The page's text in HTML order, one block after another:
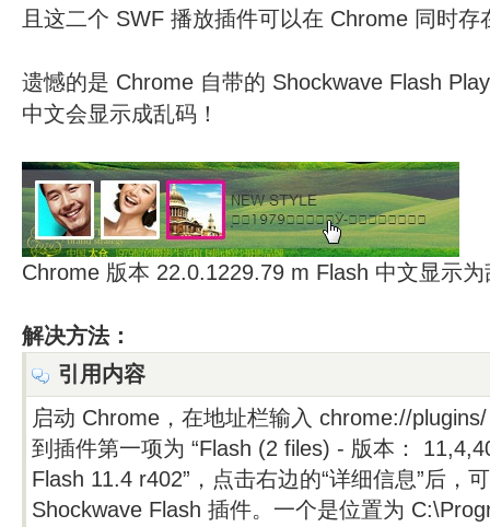
且这二个 SWF 播放插件可以在 Chrome 同时存
遗憾的是 Chrome 自带的 Shockwave Flash
中文会显示成乱码！
Chrome 版本 22.0.1229.79 m Flash 中文显示为
解决方法：
引用内容
启动 Chrome，在地址栏输入 chrome://
到插件第一项为 “Flash (2 files) - 版本：
Flash 11.4 r402”，点击右边的“详细信息”后，
Shockwave Flash 插件。一个是位置为